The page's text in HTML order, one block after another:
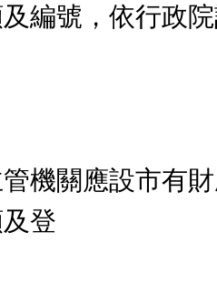
編號，依行政
關應設市有財
登